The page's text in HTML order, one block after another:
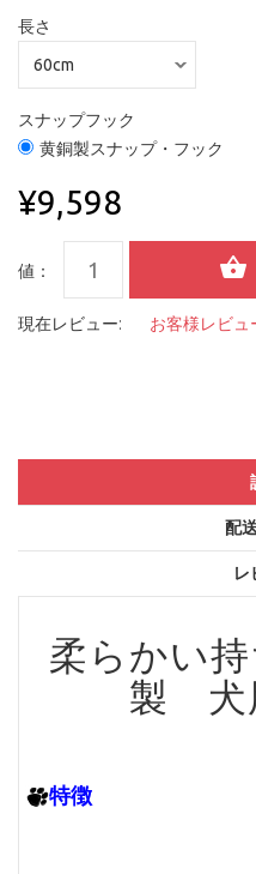
長さ
スナップフック
黄銅製スナップ・フック
¥9,598
値：
現在レビュー: お客様レビュ
配
レ
柔らかい
製 犬
特徴